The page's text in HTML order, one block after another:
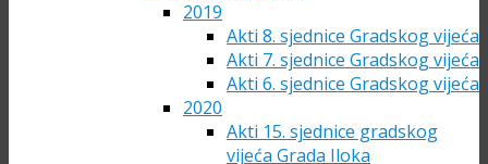
2019
Akti 8. sjednice Gradskog vijeća
Akti 7. sjednice Gradskog vijeća
Akti 6. sjednice Gradskog vijeća
2020
Akti 15. sjednice gradskog
vijeća Grada Iloka